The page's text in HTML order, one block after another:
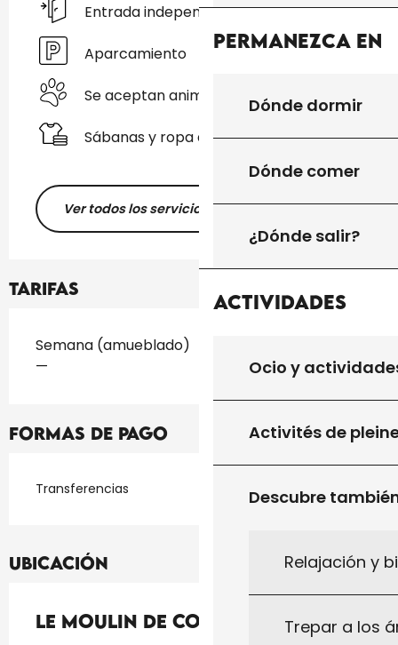
Permanezca en
Dónde dormir
Dónde comer
¿Dónde salir?
Actividades
Ocio y
Activités de
Descubre
Relajación y
Trepar a los
Entrada independiente
Aparcamiento
Se aceptan animales
Sábanas y ropa de cama
Ver todos los servicios
Tarifas
Tarifas 2026
Semana (amueblado)
—
Formas de pago
Transferencias
Ubicación
Le Moulin De Combel